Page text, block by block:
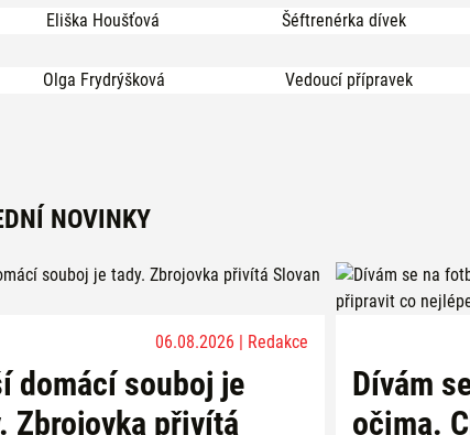
Eliška Houšťová Šéftrenérka dívek
Olga Frydrýšková Vedoucí přípravek
NOVINKY
06.08.2026 | Redakce
domácí souboj je
Zbrojovka přivítá
Dívám
očima.